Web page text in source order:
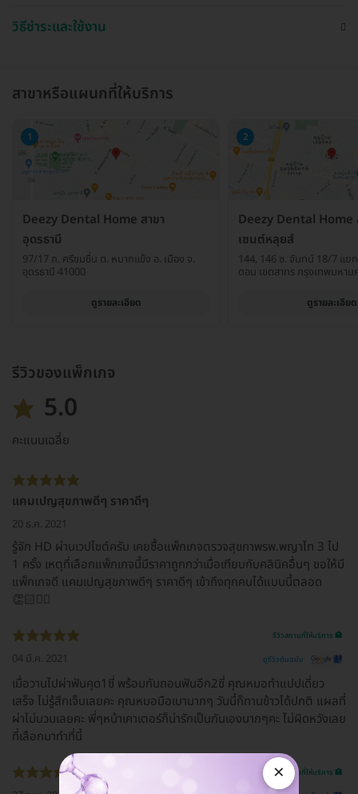
วิธีชำระและใช้งาน
สาขาหรือแผนกที่ให้บริการ
1
Deezy Dental Home สาขา
อุดรธานี
97/17 ถ. ศรีชมชื่น ต. หมากแข้ง อ. เมือง จ.
อุดรธานี 41000
ดูรายละเอียด
2
Deezy Dental Home
เซนต์หลุยส์
144, 146 ซ. จันทน์ 18/7 แย
ดอน เขตสาทร กรุงเทพมหาน
ดูรายละเอียด
รีวิวของแพ็กเกจ
5.0
คะแนนเฉลี่ย
แคมเปญสุขภาพดีๆ ราคาดีๆ
20 ธ.ค. 2021
รู้จัก HD ผ่านเวปไซต์ครับ เคยซื้อแพ็กเกจตรวจสุขภาพรพ.พญาไท 3 ไป
1 ครั้ง เหตุที่เลือกแพ็กเกจนี้มีราคาถูกกว่าเมื่อเทียบกับคลินิคอื่นๆ ขอให้มี
แพ็กเกจดี แคมเปญสุขภาพดีๆ ราคาดีๆ เข้าถึงทุกคนได้แบบนี้ตลอด
👏🏻✌🏼
รีวิวสถานที่ให้บริการ 🏥
04 มี.ค. 2021 ดูรีวิวต้นฉบับ
เมื่อวานไปผ่าฟันคุด1ซี่ พร้อมกับถอนฟันอีก2ซี่ คุณหมอทำแปปเดี่ยว
เสร็จ ไม่รู้สึกเจ็บเลยคะ คุณหมอมือเบามากๆ วันนี้ก็ทานข้าวได้ปกติ แผลที่
ผ่าไม่บวมเลยคะ พี่ๆหน้าเคาเตอร์ก็น่ารักเป็นกันเองมากๆคะ ไม่ผิดหวังเลย
ที่เลือกมาทำที่นี้
รีวิวสถานที่ให้บริการ 🏥
×